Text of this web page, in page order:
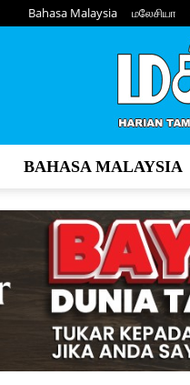
Bahasa Malaysia மலேசியா
BAHASA MALAYSIA